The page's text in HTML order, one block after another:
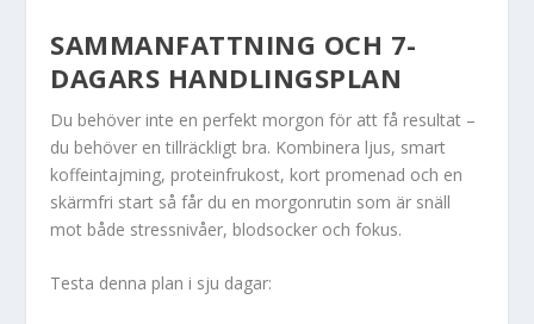
SAMMANFATTNING OCH 7-
DAGARS HANDLINGSPLAN
Du behöver inte en perfekt morgon för att få resultat –
du behöver en tillräckligt bra. Kombinera ljus, smart
koffeintajming, proteinfrukost, kort promenad och en
skärmfri start så får du en morgonrutin som är snäll
mot både stressnivåer, blodsocker och fokus.
Testa denna plan i sju dagar: